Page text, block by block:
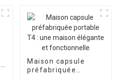
Maison capsule
préfabriquée